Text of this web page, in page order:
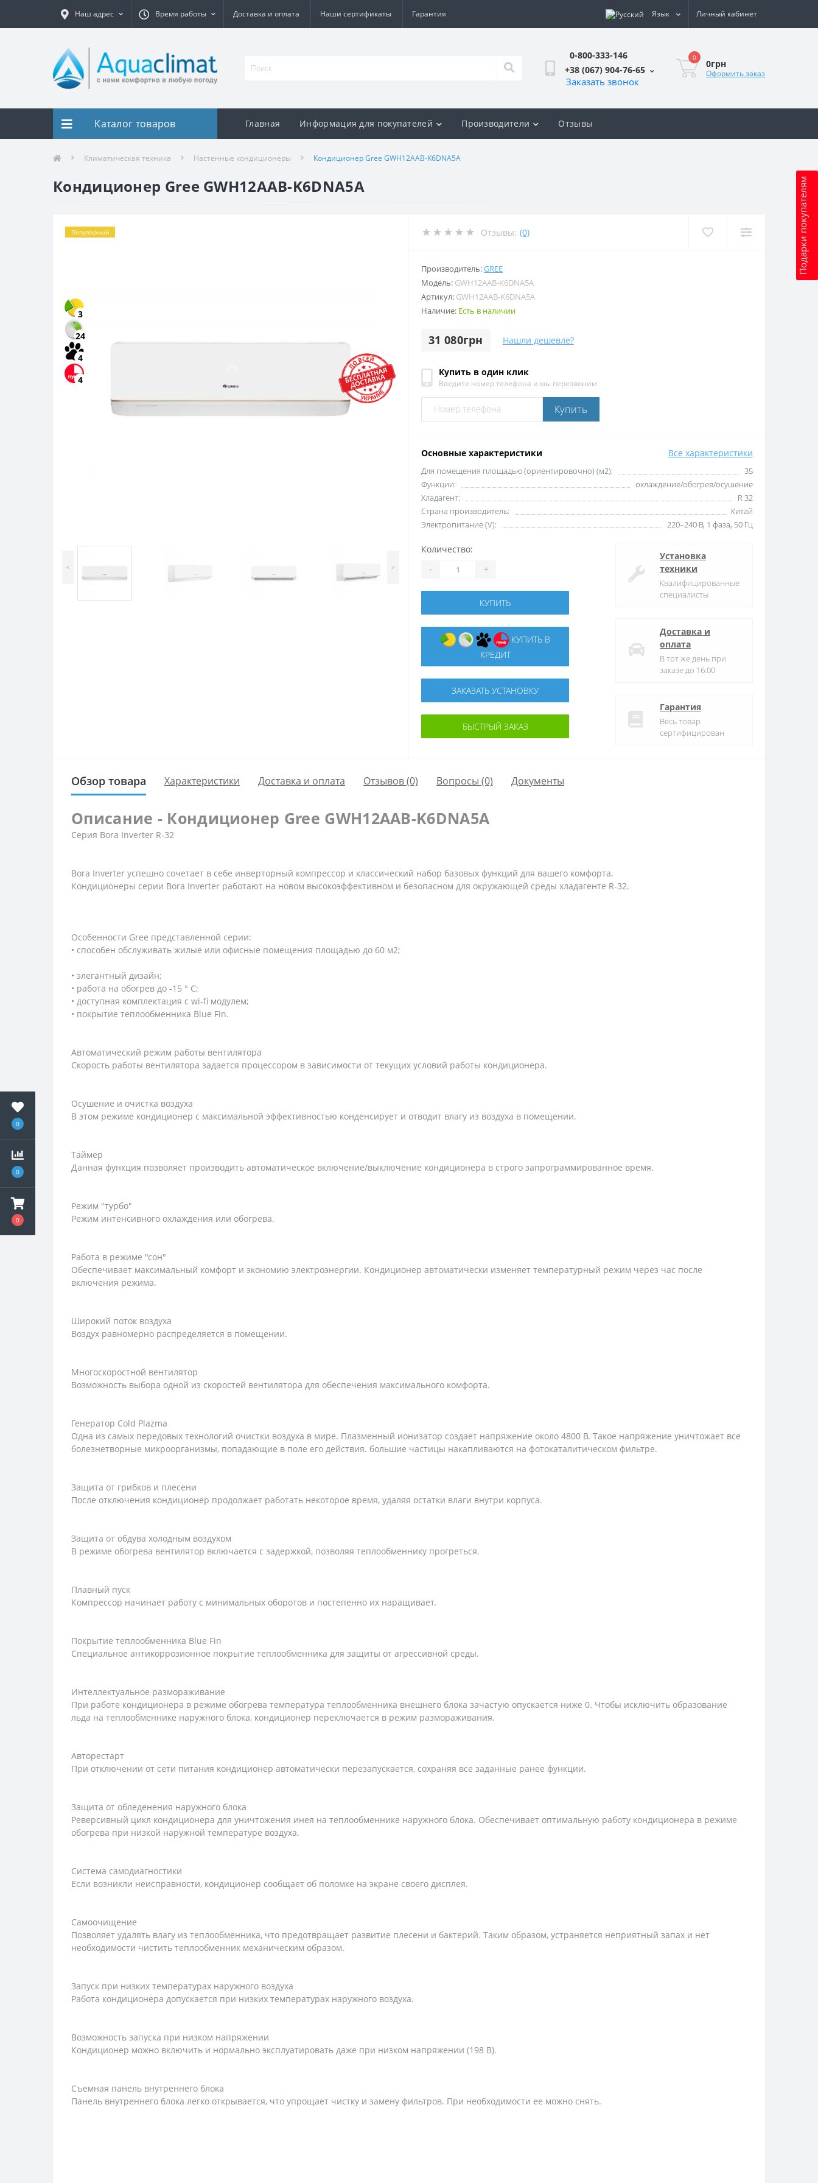
0
0
0
Наш адрес Время работы Доставка и оплата Наши сертификаты Гарантия Язык Личный кабинет
0-800-333-146
+38 (067) 904-76-65
Заказать звонок
0
0грн
Оформить заказ
Подарки покупателям
Каталог товаров Главная Информация для покупателей Производители Отзывы
Климатическая техника Настенные кондиционеры Кондиционер Gree GWH12AAB-K6DNA5A
Кондиционер Gree GWH12AAB-K6DNA5A
Популярный
3
24
4
4
< >
Отзывы: (0)
Производитель:GREE
Модель: GWH12AAB-K6DNA5A
Артикул: GWH12AAB-K6DNA5A
Наличие: Есть в наличии
31 080грн Нашли дешевле?
Купить в один клик
Введите номер телефона и мы перезвоним
Купить
Основные характеристики Все характеристики
Для помещения площадью (ориентировочно) (м2):
35
Функции:
охлаждение/обогрев/осушение
Хладагент:
R 32
Страна производитель:
Китай
Электропитание (V):
220–240 B, 1 фаза, 50 Гц
Количество:
- +
КУПИТЬ
КУПИТЬ В
КРЕДИТ
ЗАКАЗАТЬ УСТАНОВКУ
БЫСТРЫЙ ЗАКАЗ
Установка
техники
Квалифицированные
специалисты
Доставка и
оплата
В тот же день при
заказе до 16:00
Гарантия
Весь товар
сертифицирован
Обзор товара Характеристики Доставка и оплата Отзывов (0) Вопросы (0) Документы
Описание - Кондиционер Gree GWH12AAB-K6DNA5A
Серия Bora Inverter R-32
Bora Inverter успешно сочетает в себе инверторный компрессор и классический набор базовых функций для вашего комфорта.
Кондиционеры серии Bora Inverter работают на новом высокоэффективном и безопасном для окружающей среды хладагенте R-32.
Особенности Gree представленной серии:
• способен обслуживать жилые или офисные помещения площадью до 60 м2;
• элегантный дизайн;
• работа на обогрев до -15 ° С;
• доступная комплектация с wi-fi модулем;
• покрытие теплообменника Blue Fin.
Автоматический режим работы вентилятора
Скорость работы вентилятора задается процессором в зависимости от текущих условий работы кондиционера.
Осушение и очистка воздуха
В этом режиме кондиционер с максимальной эффективностью конденсирует и отводит влагу из воздуха в помещении.
Таймер
Данная функция позволяет производить автоматическое включение/выключение кондиционера в строго запрограммированное время.
Режим "турбо"
Режим интенсивного охлаждения или обогрева.
Работа в режиме "сон"
Обеспечивает максимальный комфорт и экономию электроэнергии. Кондиционер автоматически изменяет температурный режим через час после
включения режима.
Широкий поток воздуха
Воздух равномерно распределяется в помещении.
Многоскоростной вентилятор
Возможность выбора одной из скоростей вентилятора для обеспечения максимального комфорта.
Генератор Cold Plazma
Одна из самых передовых технологий очистки воздуха в мире. Плазменный ионизатор создает напряжение около 4800 В. Такое напряжение уничтожает все
болезнетворные микроорганизмы, попадающие в поле его действия. большие частицы накапливаются на фотокаталитическом фильтре.
Защита от грибков и плесени
После отключения кондиционер продолжает работать некоторое время, удаляя остатки влаги внутри корпуса.
Защита от обдува холодным воздухом
В режиме обогрева вентилятор включается с задержкой, позволяя теплообменнику прогреться.
Плавный пуск
Компрессор начинает работу с минимальных оборотов и постепенно их наращивает.
Покрытие теплообменника Blue Fin
Специальное антикоррозионное покрытие теплообменника для защиты от агрессивной среды.
Интеллектуальное размораживание
При работе кондиционера в режиме обогрева температура теплообменника внешнего блока зачастую опускается ниже 0. Чтобы исключить образование
льда на теплообменнике наружного блока, кондиционер переключается в режим размораживания.
Авторестарт
При отключении от сети питания кондиционер автоматически перезапускается, сохраняя все заданные ранее функции.
Защита от обледенения наружного блока
Реверсивный цикл кондиционера для уничтожения инея на теплообменнике наружного блока. Обеспечивает оптимальную работу кондиционера в режиме
обогрева при низкой наружной температуре воздуха.
Система самодиагностики
Если возникли неисправности, кондиционер сообщает об поломке на экране своего дисплея.
Самоочищение
Позволяет удалять влагу из теплообменника, что предотвращает развитие плесени и бактерий. Таким образом, устраняется неприятный запах и нет
необходимости чистить теплообменник механическим образом.
Запуск при низких температурах наружного воздуха
Работа кондиционера допускается при низких температурах наружного воздуха.
Возможность запуска при низком напряжении
Кондиционер можно включить и нормально эксплуатировать даже при низком напряжении (198 В).
Съемная панель внутреннего блока
Панель внутреннего блока легко открывается, что упрощает чистку и замену фильтров. При необходимости ее можно снять.